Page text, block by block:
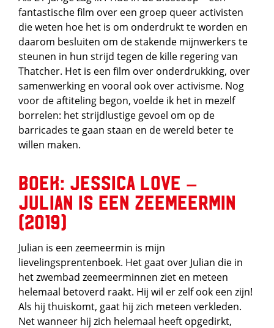
fantastische film over een groep queer activisten
die weten hoe het is om onderdrukt te worden en
daarom besluiten om de stakende mijnwerkers te
steunen in hun strijd tegen de kille regering van
Thatcher. Het is een film over onderdrukking, over
samenwerking en vooral ook over activisme. Nog
voor de aftiteling begon, voelde ik het in mezelf
borrelen: het strijdlustige gevoel om op de
barricades te gaan staan en de wereld beter te
willen maken.
Boek: Jessica Love –
Julian is een zeemeermin
(2019)
Julian is een zeemeermin is mijn
lievelingsprentenboek. Het gaat over Julian die in
het zwembad zeemeerminnen ziet en meteen
helemaal betoverd raakt. Hij wil er zelf ook een zijn!
Als hij thuiskomt, gaat hij zich meteen verkleden.
Net wanneer hij zich helemaal heeft opgedirkt,